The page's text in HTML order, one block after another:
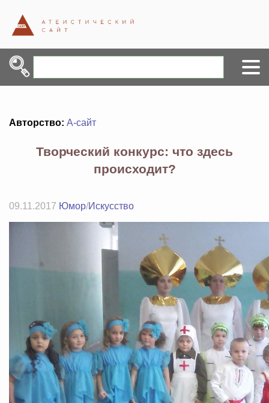
Авторство: А-сайт
Творческий конкурс: что здесь
происходит?
09.11.2017 Юмор/Искусство